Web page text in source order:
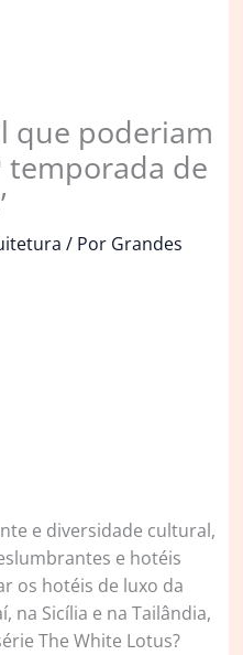
que poderiam
temporada de
/ Por Grandes
e diversidade cultural,
e hotéis
os hotéis de luxo da
na Sicília e na Tailândia,
The White Lotus?